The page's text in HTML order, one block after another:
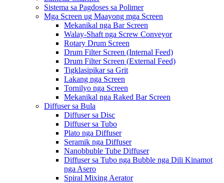
Sistema sa Pagdoses sa Polimer
Mga Screen ug Maayong mga Screen
Mekanikal nga Bar Screen
Walay-Shaft nga Screw Conveyor
Rotary Drum Screen
Drum Filter Screen (Internal Feed)
Drum Filter Screen (External Feed)
Tigklasipikar sa Grit
Lakang nga Screen
Tornilyo nga Screen
Mekanikal nga Raked Bar Screen
Diffuser sa Bula
Diffuser sa Disc
Diffuser sa Tubo
Plato nga Diffuser
Seramik nga Diffuser
Nanobbuble Tube Diffuser
Diffuser sa Tubo nga Bubble nga Dili Kinamot
nga Asero
Spiral Mixing Aerator